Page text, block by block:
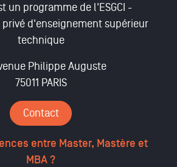
un programme de l'ESGCI -
d'enseignement supérieur
technique
Philippe Auguste
75011 PARIS
Contact
entre Master, Mastère et
MBA ?